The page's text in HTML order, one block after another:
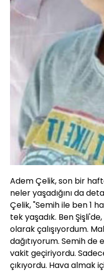
Adem Çelik, son bir
neler yaşadığını da
Çelik, "Semih ile ben 1
tek yaşadık. Ben
olarak çalışıyordum.
dağıtıyorum. Semih
vakit geçiriyordu.
çıkıyordu. Hava almak